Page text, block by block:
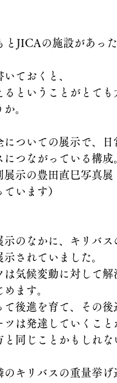
とJICAの施設があっ
ておくと、
るということがとても
。
についての展示で、
につながっている構成
展示の豊田直巳写真展
います）
示のなかに、キリバ
されていました。
は気候変動に対して
ます。
て後進を育て、その
ツは発達していくこ
と同じことかもしれ
のキリバスの重量挙